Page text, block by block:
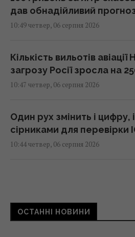
дав обнадійливий
10:49 четвер, 06 серпня 2026
Кількість вильотів
загрозу Росії зросла на
10:47 четвер, 06 серпня 2026
Один рух змінить і цифру,
сірниками для перевірки
10:44 четвер, 06 серпня 2026
цілі
10:43 четвер, 06 серпня 2026
ОСТАННІ НОВИНИ